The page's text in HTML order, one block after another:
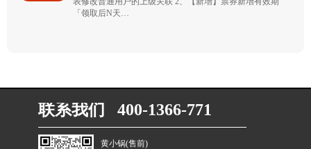
「领取后N天…
联系我们 400-1366-771
黄小锅(售前)